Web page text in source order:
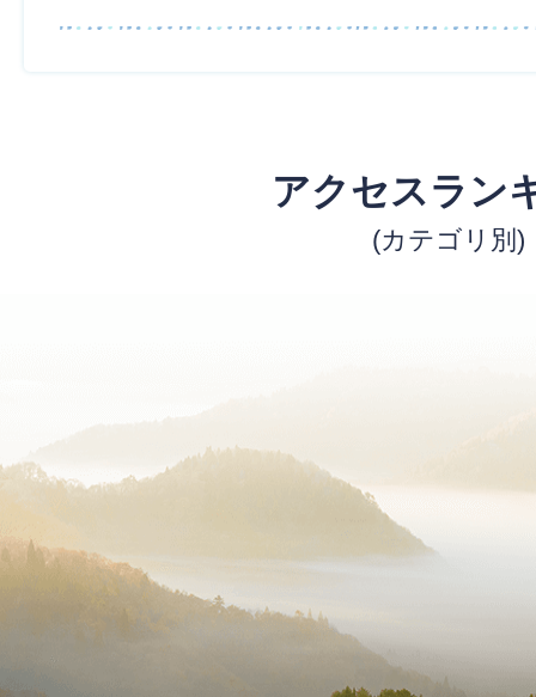
アクセスラン
(カテゴリ別)